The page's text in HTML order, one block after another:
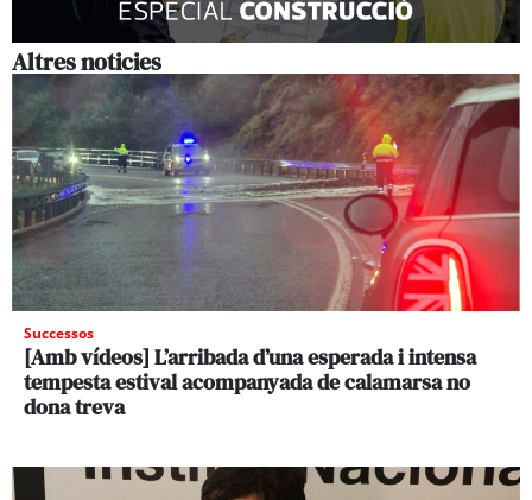
Altres noticies
Successos
[Amb vídeos] L’arribada d’una esperada i intensa
tempesta estival acompanyada de calamarsa no
dona treva